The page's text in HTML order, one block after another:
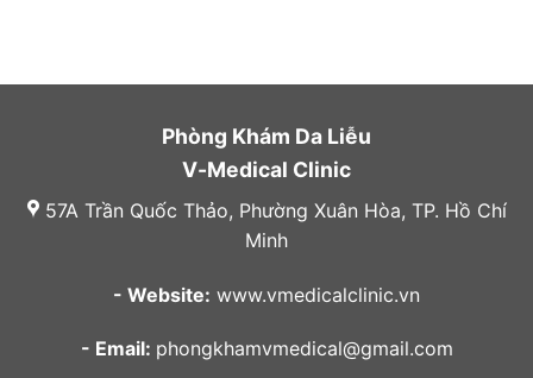
Phòng Khám Da Liễu
V-Medical Clinic
57A Trần Quốc Thảo, Phường Xuân Hòa, TP. Hồ Chí
Minh
- Website: www.vmedicalclinic.vn
- Email: phongkhamvmedical@gmail.com